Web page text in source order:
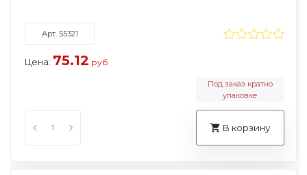
Арт. 55321
Цена: 75.12 руб
Под заказ кратно
упаковке
В корзину